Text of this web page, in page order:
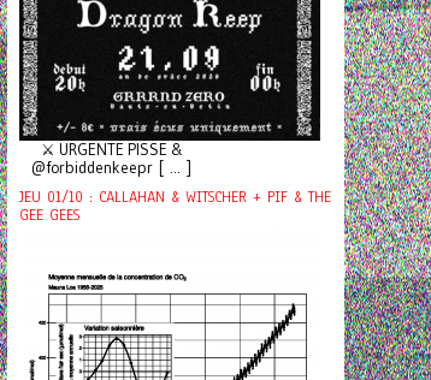
⚔️ URGENTE PISSE &
@forbiddenkeepr [ ... ]
JEU 01/10 : CALLAHAN & WITSCHER + PIF & THE
GEE GEES